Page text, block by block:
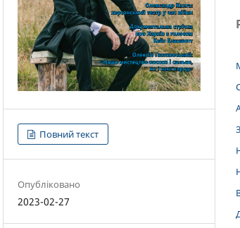
Повний текст
Опубліковано
2023-02-27